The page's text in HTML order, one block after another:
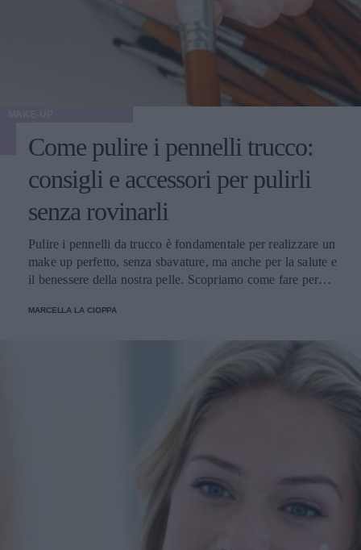
Come pulire i pennelli trucco:
consigli e accessori per pulirli
senza rovinarli
Pulire i pennelli da trucco è fondamentale per realizzare un
make up perfetto, senza sbavature, ma anche per la salute e
il benessere della nostra pelle. Scopriamo come fare per
MARCELLA LA CIOPPA